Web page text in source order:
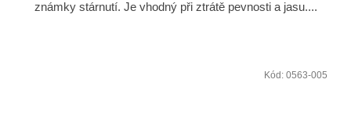
známky stárnutí. Je vhodný při ztrátě pevnosti a jasu....
Kód: 0563-005